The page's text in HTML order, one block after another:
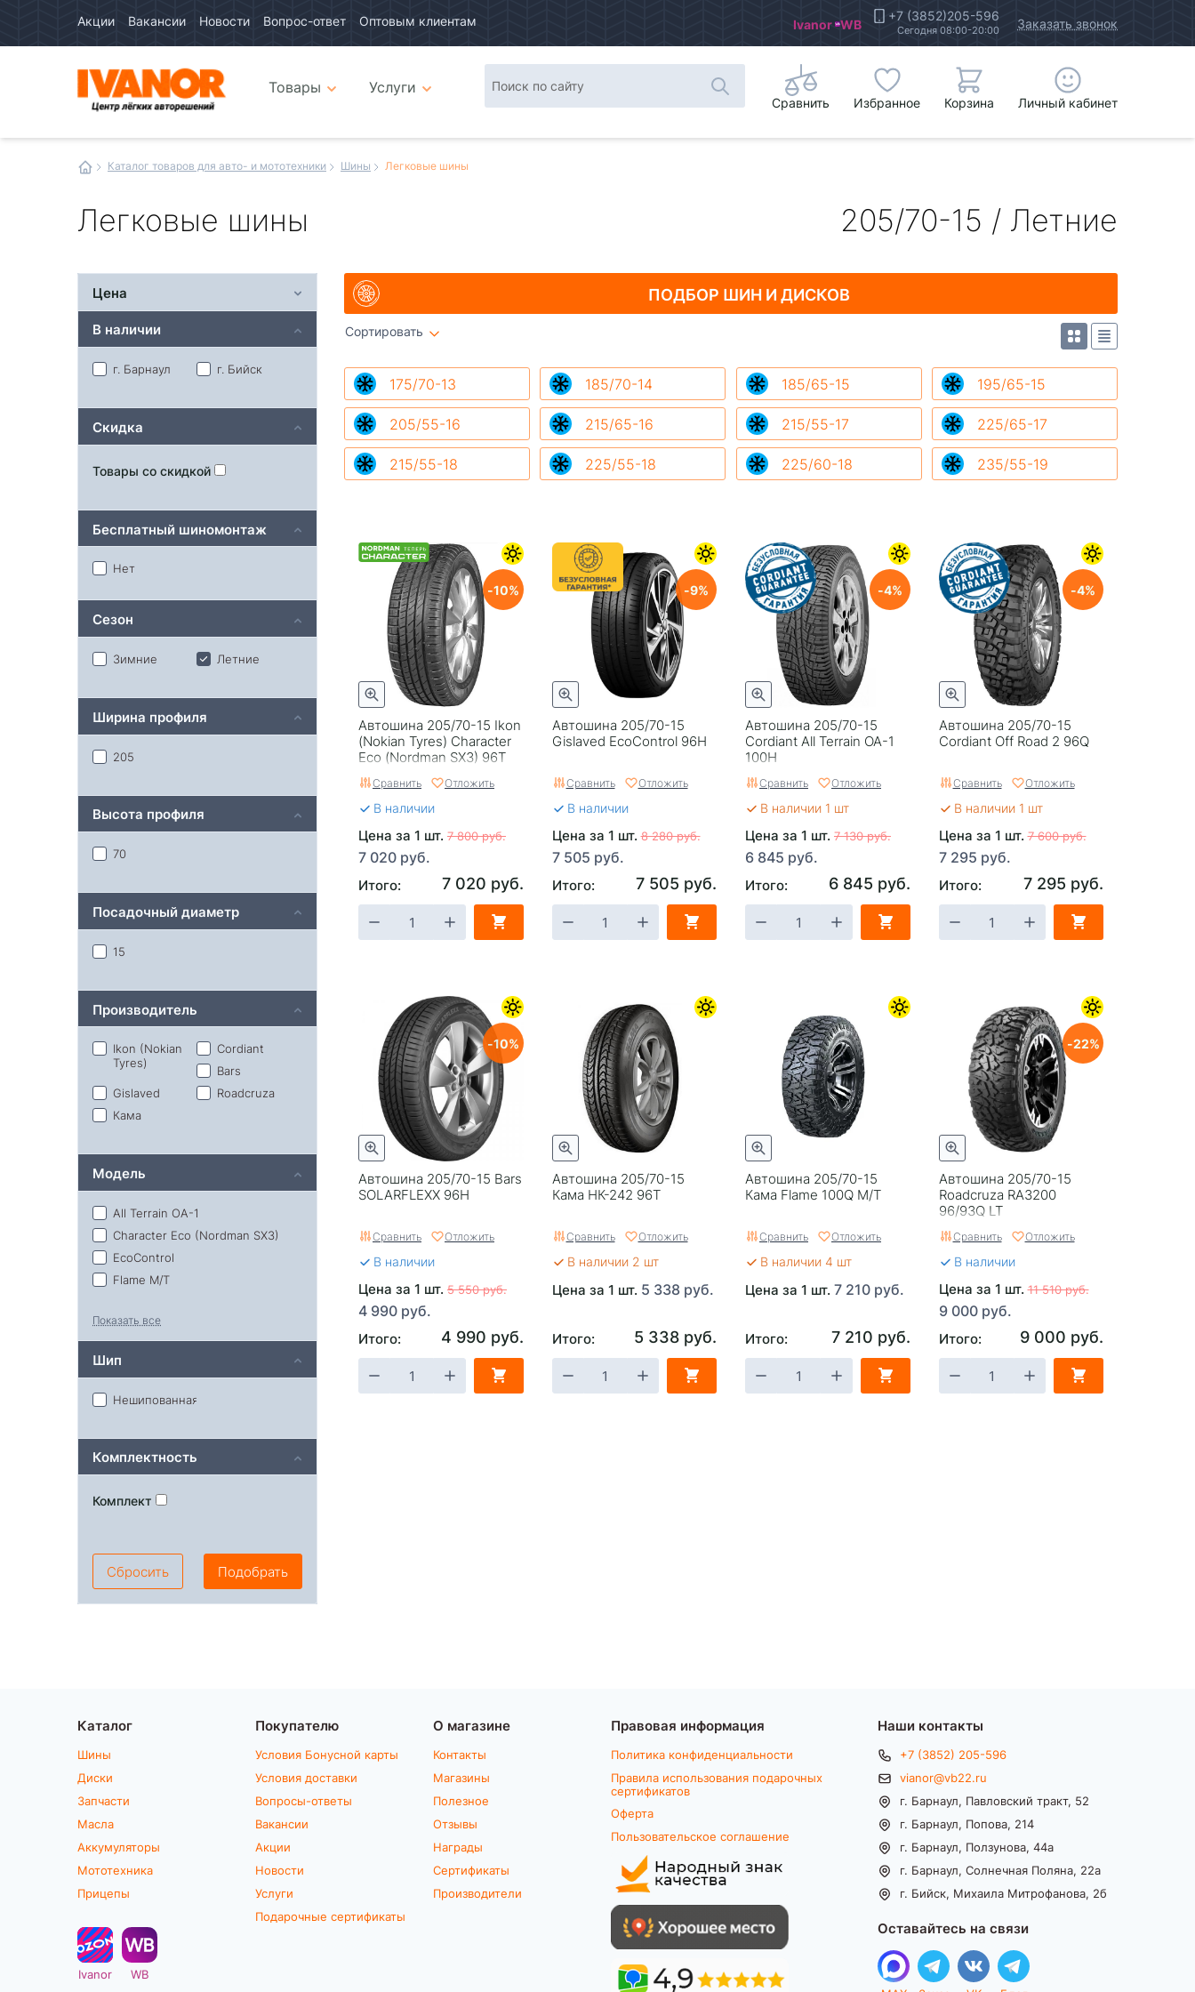
Акции Вакансии Новости Вопрос-ответ Оптовым клиентам Ivanor WB +7 (3852)205-596
Сегодня 08:00-20:00 Заказать звонок
интернетТовары
Услуги
Сравнить Избранное Корзина Личный кабинет
Каталог товаров для авто- и мототехники Шины Легковые шины
Легковые шины 205/70-15 / Летние
ПОДБОР ШИНИ ДИСКОВ
Сортировать
175/70-13 185/70-14 185/65-15 195/65-15
205/55-16 215/65-16 215/55-17 225/65-17
215/55-18 225/55-18 225/60-18 235/55-19
Автошина 205/70-15 Ikon
(Nokian Tyres) Character
Eco (Nordman SX3) 96T
10
Сравнить Отложить
В наличии
Цена за 1 шт. 7 800 руб.
7 020 руб.
Итого: 7 020 руб.
Автошина 205/70-15
Gislaved EcoControl 96H
9
Сравнить Отложить
В наличии
Цена за 1 шт.8 280 руб.
7 505 руб.
Итого: 7 505 руб.
Автошина 205/70-15
Cordiant All Terrain OA-1
100H
4
Сравнить Отложить
В наличии 1 шт
Цена за 1 шт. 7 130 руб.
6 845 руб.
Итого: 6 845 руб.
Автошина 205/70-15
Cordiant Off Road 2 96Q
4
Сравнить Отложить
В наличии 1 шт
Цена за 1 шт.7 600 руб.
7 295 руб.
Итого: 7 295 руб.
Автошина 205/70-15 Bars
SOLARFLEXX 96H
10
Сравнить Отложить
В наличии
Цена за 1 шт. 5 550 руб.
4 990 руб.
Итого: 4 990 руб.
Автошина 205/70-15
Кама НК-242 96T
Сравнить Отложить
В наличии 2 шт
Цена за 1 шт. 5 338 руб.
Итого: 5 338 руб.
Автошина 205/70-15
Кама Flame 100Q M/T
Сравнить Отложить
В наличии 4 шт
Цена за 1 шт. 7 210 руб.
Итого: 7 210 руб.
Автошина 205/70-15
Roadcruza RA3200
96/93Q LT
22
Сравнить Отложить
В наличии
Цена за 1 шт.11 510 руб.
9 000 руб.
Итого: 9 000 руб.
Цена
В наличии
г. Барнаул г. Бийск
Скидка
Товары со скидкой
Бесплатный шиномонтаж
Нет
Сезон
Зимние Летние
Ширина профиля
205
Высота профиля
70
Посадочный диаметр
15
Производитель
Ikon (Nokian
Tyres)
Cordiant
Bars
Gislaved
Roadcruza
Кама
Модель
All Terrain OA-1
Character Eco (Nordman SX3)
EcoControl
Flame M/T
RA3200
Solarflexx
НК-242
Показать все
Шип
Нешипованная
Комплектность
Комплект
Сбросить Подобрать
Каталог
Шины
Диски
Запчасти
Масла
Аккумуляторы
Мототехника
Прицепы
Ivanor WB
Покупателю
Условия Бонусной карты
Условия доставки
Вопросы-ответы
Вакансии
Акции
Новости
Услуги
Подарочные сертификаты
О магазине
Контакты
Магазины
Полезное
Отзывы
Награды
Сертификаты
Производители
Правовая информация
Политика конфиденциальности
Правила использования подарочных
сертификатов
Оферта
Пользовательское соглашение
Наши контакты
+7 (3852) 205-596
vianor@vb22.ru
г. Барнаул, Павловский тракт, 52
г. Барнаул, Попова, 214
г. Барнаул, Ползунова, 44а
г. Барнаул, Солнечная Поляна, 22а
г. Бийск, Михаила Митрофанова, 2б
Оставайтесь на связи